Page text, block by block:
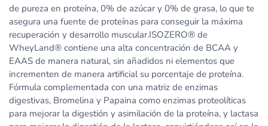
de pureza en proteína, 0% de azúcar y 0% de grasa, lo que te
asegura una fuente de proteínas para conseguir la máxima
recuperación y desarrollo muscular.ISOZERO® de
WheyLand® contiene una alta concentración de BCAA y
EAAS de manera natural, sin añadidos ni elementos que
incrementen de manera artificial su porcentaje de proteína.
Fórmula complementada con una matriz de enzimas
digestivas, Bromelina y Papaina como enzimas proteolíticas
para mejorar la digestión y asimilación de la proteína, y lactasa